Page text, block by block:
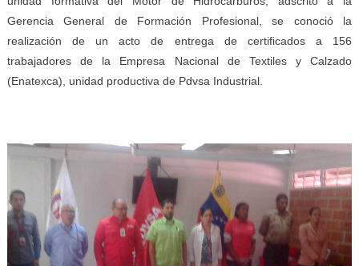
Gerencia General de Formación Profesional, se conoció la
realización de un acto de entrega de certificados a 156
trabajadores de la Empresa Nacional de Textiles y Calzado
(Enatexca), unidad productiva de Pdvsa Industrial.